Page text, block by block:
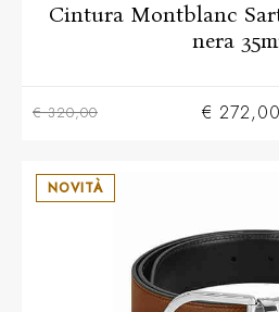
Cintura Montblanc
nera
€ 320,00 € 272,00
NOVITÀ